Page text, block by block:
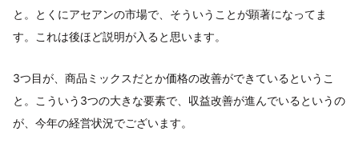
と。とくにアセアンの市場で、そういうことが顕著になってま
す。これは後ほど説明が入ると思います。
3つ目が、商品ミックスだとか価格の改善ができているというこ
と。こういう3つの大きな要素で、収益改善が進んでいるというの
が、今年の経営状況でございます。